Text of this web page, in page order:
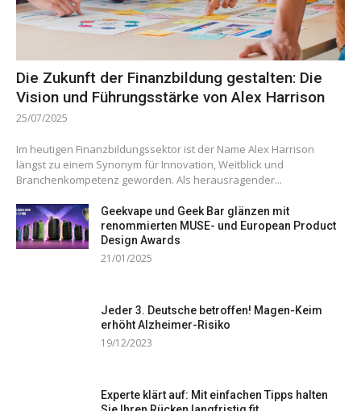
Die Zukunft der Finanzbildung gestalten: Die
Vision und Führungsstärke von Alex Harrison
25/07/2025
Im heutigen Finanzbildungssektor ist der Name Alex Harrison
längst zu einem Synonym für Innovation, Weitblick und
Branchenkompetenz geworden. Als herausragender...
Geekvape und Geek Bar glänzen mit
renommierten MUSE- und European Product
Design Awards
21/01/2025
Jeder 3. Deutsche betroffen! Magen-Keim
erhöht Alzheimer-Risiko
19/12/2023
Experte klärt auf: Mit einfachen Tipps halten